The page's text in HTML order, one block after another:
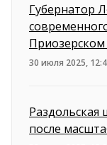
Губернатор
30 июля 2025,
Раздольская
после